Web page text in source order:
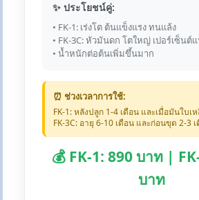
✨ ประโยชน์คู่:
• FK-1: เร่งโต ต้นแข็งแรง ทนแล้ง
• FK-3C: หัวมันดก โตใหญ่ เปอร์เซ็นต์
• น้ำหนักต่อต้นเพิ่มขึ้นมาก
⏰ ช่วงเวลาการใช้:
FK-1: หลังปลูก 1-4 เดือน และเมื่อมันใบเห
FK-3C: อายุ 6-10 เดือน และก่อนขุด 2-3
💰 FK-1: 890 บาท |
บาท